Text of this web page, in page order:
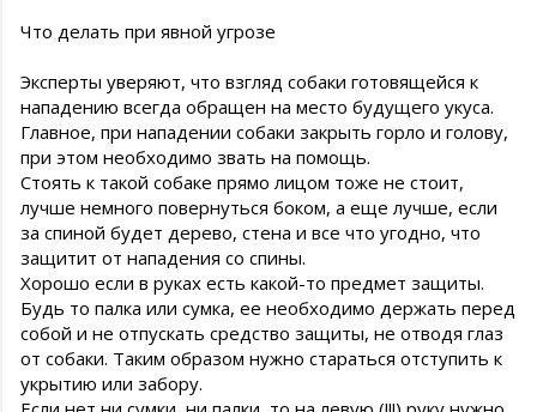
Что делать при явной угрозе
Эксперты уверяют, что взгляд собаки готовящейся к
нападению всегда обращен на место будущего укуса.
Главное, при нападении собаки закрыть горло и голову,
при этом необходимо звать на помощь.
Стоять к такой собаке прямо лицом тоже не стоит,
лучше немного повернуться боком, а еще лучше, если
за спиной будет дерево, стена и все что угодно, что
защитит от нападения со спины.
Хорошо если в руках есть какой-то предмет защиты.
Будь то палка или сумка, ее необходимо держать перед
собой и не отпускать средство защиты, не отводя глаз
от собаки. Таким образом нужно стараться отступить к
укрытию или забору.